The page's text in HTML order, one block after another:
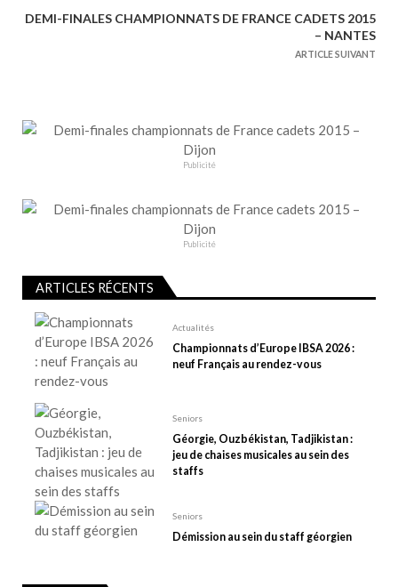
i
o
e
DEMI-FINALES CHAMPIONNATS DE FRANCE CADETS 2015
– NANTES
ARTICLE SUIVANT
Publicité
Publicité
ARTICLES RÉCENTS
Actualités
Championnats d’Europe IBSA 2026 :
neuf Français au rendez-vous
Seniors
Géorgie, Ouzbékistan, Tadjikistan :
jeu de chaises musicales au sein des
staffs
Seniors
Démission au sein du staff géorgien